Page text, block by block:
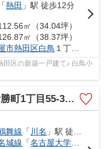
「熱田 」駅 徒歩12分
㎡（34.04坪）
㎡（38.37坪）
市熱田区白鳥 １丁目6-23
の新築一戸建て♪ 白鳥小
手数料無料】新築一戸建て
舞線 「 川名 」駅 徒歩13分
城線 「名古屋大学」駅 徒